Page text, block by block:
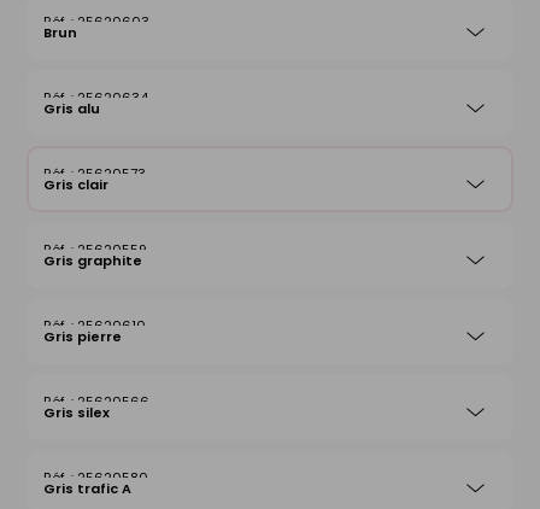
25620603
Brun
25620634
Gris alu
25620573
Gris clair
25620559
Gris graphite
25620610
Gris pierre
25620566
Gris silex
25620580
Gris trafic A